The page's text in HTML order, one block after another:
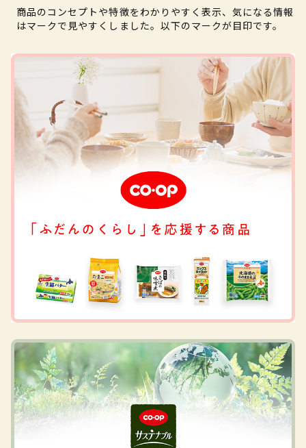
商品のコンセプトや特徴をわかりやすく表示、気になる情報
はマークで見やすくしました。以下のマークが目印です。